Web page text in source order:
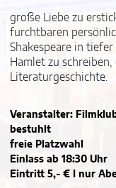
große Liebe zu
furchtbaren
Shakespeare in
Literaturgeschichte.
Veranstalter:
bestuhlt
freie Platzwahl
Einlass ab 18:30 Uhr
Eintritt 5,- € I nur